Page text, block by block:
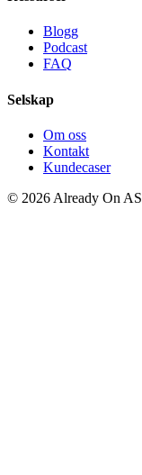
Blogg
Podcast
FAQ
Selskap
Om oss
Kontakt
Kundecaser
© 2026 Already On AS